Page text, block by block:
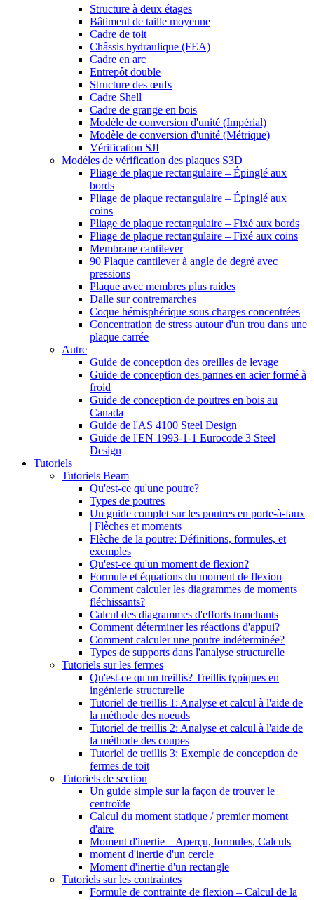
Structure à deux étages
Bâtiment de taille moyenne
Cadre de toit
Châssis hydraulique (FEA)
Cadre en arc
Entrepôt double
Structure des œufs
Cadre Shell
Cadre de grange en bois
Modèle de conversion d'unité (Impérial)
Modèle de conversion d'unité (Métrique)
Vérification SJI
Modèles de vérification des plaques S3D
Pliage de plaque rectangulaire – Épinglé aux
bords
Pliage de plaque rectangulaire – Épinglé aux
coins
Pliage de plaque rectangulaire – Fixé aux bords
Pliage de plaque rectangulaire – Fixé aux coins
Membrane cantilever
90 Plaque cantilever à angle de degré avec
pressions
Plaque avec membres plus raides
Dalle sur contremarches
Coque hémisphérique sous charges concentrées
Concentration de stress autour d'un trou dans une
plaque carrée
Autre
Guide de conception des oreilles de levage
Guide de conception des pannes en acier formé à
froid
Guide de conception de poutres en bois au
Canada
Guide de l'AS 4100 Steel Design
Guide de l'EN 1993-1-1 Eurocode 3 Steel
Design
Tutoriels
Tutoriels Beam
Qu'est-ce qu'une poutre?
Types de poutres
Un guide complet sur les poutres en porte-à-faux
| Flèches et moments
Flèche de la poutre: Définitions, formules, et
exemples
Qu'est-ce qu'un moment de flexion?
Formule et équations du moment de flexion
Comment calculer les diagrammes de moments
fléchissants?
Calcul des diagrammes d'efforts tranchants
Comment déterminer les réactions d'appui?
Comment calculer une poutre indéterminée?
Types de supports dans l'analyse structurelle
Tutoriels sur les fermes
Qu'est-ce qu'un treillis? Treillis typiques en
ingénierie structurelle
Tutoriel de treillis 1: Analyse et calcul à l'aide de
la méthode des noeuds
Tutoriel de treillis 2: Analyse et calcul à l'aide de
la méthode des coupes
Tutoriel de treillis 3: Exemple de conception de
fermes de toit
Tutoriels de section
Un guide simple sur la façon de trouver le
centroïde
Calcul du moment statique / premier moment
d'aire
Moment d'inertie – Aperçu, formules, Calculs
moment d'inertie d'un cercle
Moment d'inertie d'un rectangle
Tutoriels sur les contraintes
Formule de contrainte de flexion – Calcul de la